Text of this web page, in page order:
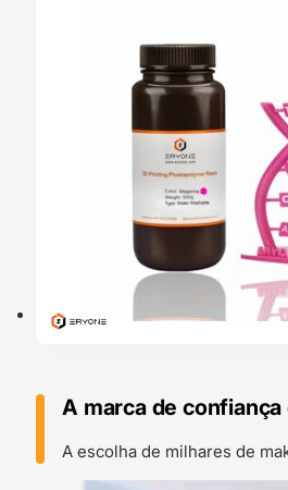
A marca de
A escolha de milhares de